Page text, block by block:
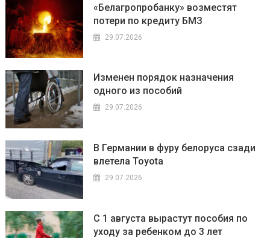
«Белагропробанку» возместят
потери по кредиту БМЗ
29.07.2026
Изменен порядок назначения
одного из пособий
29.07.2026
В Германии в фуру белоруса сзади
влетела Toyota
29.07.2026
С 1 августа вырастут пособия по
уходу за ребенком до 3 лет